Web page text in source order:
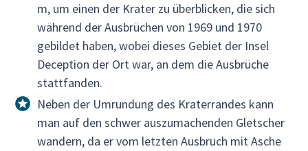
m, um einen der Krater zu überblicken, die sich
während der Ausbrüchen von 1969 und 1970
gebildet haben, wobei dieses Gebiet der Insel
Deception der Ort war, an dem die Ausbrüche
stattfanden.
Neben der Umrundung des Kraterrandes kann
man auf den schwer auszumachenden Gletscher
wandern, da er vom letzten Ausbruch mit Asche